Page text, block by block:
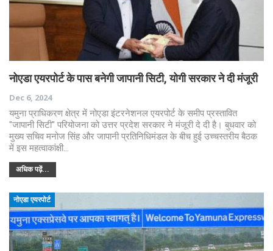
नोएडा एयरपोर्ट के पास बनेगी जापानी सिटी, योगी सरकार ने दी मंजूरी
Dec 6, 2024
यमुना प्राधिकरण क्षेत्र में नोएडा इंटरनेशनल एयरपोर्ट के समीप प्रस्तावित
"जापानी सिटी" परियोजना को उत्तर प्रदेश सरकार ने मंजूरी दे दी है। बुधवार को
मुख्य सचिव मनोज सिंह और जापानी प्रतिनिधिमंडल के बीच हुई उच्चस्तरीय बैठक
में इस महत्वाकांक्षी…
अधिक पढ़ें...
नोएडा एयरपोर्ट